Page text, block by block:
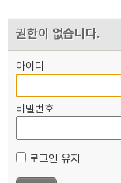
권한이 없습니다.
아이디
비밀번호
로그인 유지
노동상담
자료
부설기관
업무